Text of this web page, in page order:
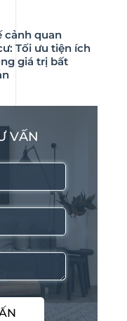
cảnh quan
Tối ưu tiện ích
giá trị bất
VẤN